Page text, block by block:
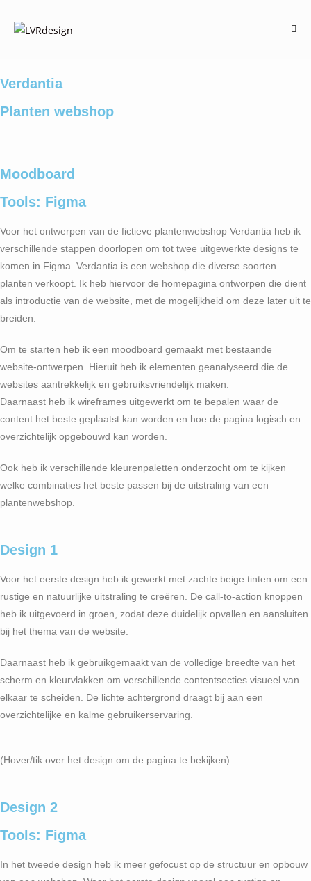
Verdantia
Planten webshop
Moodboard
Tools: Figma
Voor het ontwerpen van de fictieve plantenwebshop Verdantia heb ik
verschillende stappen doorlopen om tot twee uitgewerkte designs te
komen in Figma. Verdantia is een webshop die diverse soorten
planten verkoopt. Ik heb hiervoor de homepagina ontworpen die dient
als introductie van de website, met de mogelijkheid om deze later uit te
breiden.
Om te starten heb ik een moodboard gemaakt met bestaande
website-ontwerpen. Hieruit heb ik elementen geanalyseerd die de
websites aantrekkelijk en gebruiksvriendelijk maken.
Daarnaast heb ik wireframes uitgewerkt om te bepalen waar de
content het beste geplaatst kan worden en hoe de pagina logisch en
overzichtelijk opgebouwd kan worden.
Ook heb ik verschillende kleurenpaletten onderzocht om te kijken
welke combinaties het beste passen bij de uitstraling van een
plantenwebshop.
Design 1
Voor het eerste design heb ik gewerkt met zachte beige tinten om een
rustige en natuurlijke uitstraling te creëren. De call-to-action knoppen
heb ik uitgevoerd in groen, zodat deze duidelijk opvallen en aansluiten
bij het thema van de website.
Daarnaast heb ik gebruikgemaakt van de volledige breedte van het
scherm en kleurvlakken om verschillende contentsecties visueel van
elkaar te scheiden. De lichte achtergrond draagt bij aan een
overzichtelijke en kalme gebruikerservaring.
(Hover/tik over het design om de pagina te bekijken)
Design 2
Tools: Figma
In het tweede design heb ik meer gefocust op de structuur en opbouw